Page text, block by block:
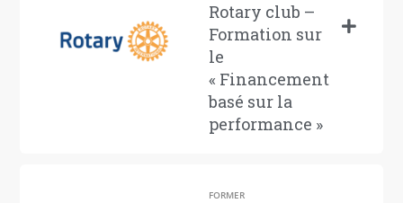
Rotary club –
Formation sur
le
« Financement
basé sur la
performance »
FORMER